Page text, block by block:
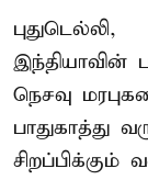
புதுடெல்லி,
நெசவு
பாதுகாத்து
சிறப்பிக்கும்